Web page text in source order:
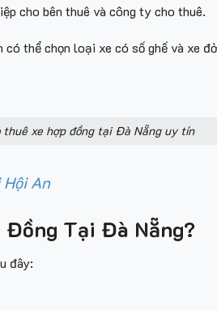
cho bên thuê và công ty cho thuê.
thể chọn loại xe có số ghế và xe
xe hợp đồng tại Đà Nẵng uy tín
An
Đồng Tại Đà Nẵng?
đây: